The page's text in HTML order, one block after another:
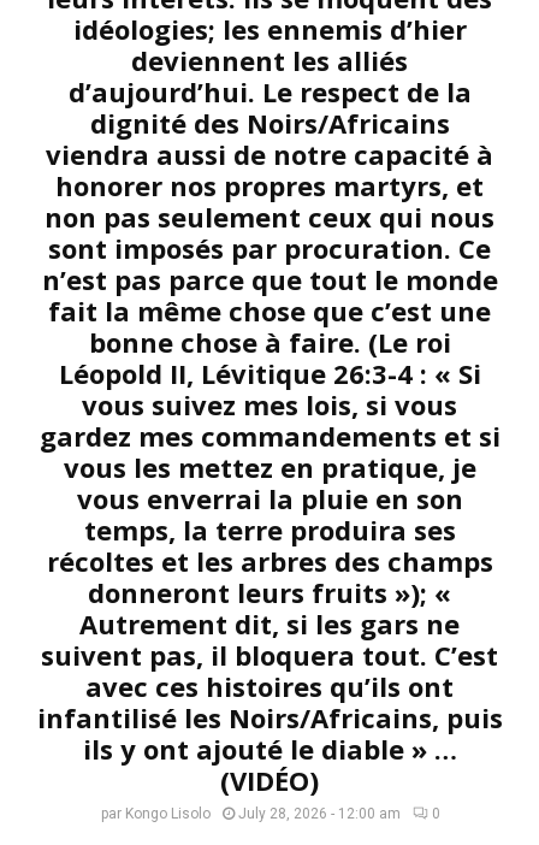
idéologies; les ennemis d’hier
deviennent les alliés
d’aujourd’hui. Le respect de la
dignité des Noirs/Africains
viendra aussi de notre capacité à
honorer nos propres martyrs, et
non pas seulement ceux qui nous
sont imposés par procuration. Ce
n’est pas parce que tout le monde
fait la même chose que c’est une
bonne chose à faire. (Le roi
Léopold II, Lévitique 26:3-4 : « Si
vous suivez mes lois, si vous
gardez mes commandements et si
vous les mettez en pratique, je
vous enverrai la pluie en son
temps, la terre produira ses
récoltes et les arbres des champs
donneront leurs fruits »); «
Autrement dit, si les gars ne
suivent pas, il bloquera tout. C’est
avec ces histoires qu’ils ont
infantilisé les Noirs/Africains, puis
ils y ont ajouté le diable » …
(VIDÉO)
par Kongo Lisolo July 28, 2026 - 12:00 am 0